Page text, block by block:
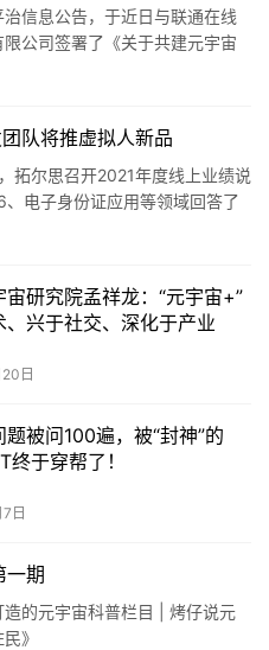
信息公告，于近日与联通在线
公司签署了《关于共建元宇宙
成立元宇宙联合实验室，充分
队将推虚拟人新品
拓尔思召开2021年度线上业绩说
电子身份证应用等领域回答了
手订单充足，今年将在…
宙研究院孟祥龙：“元宇宙+”
、兴于社交、深化于产业
日
题被问100遍，被“封神”的
终于穿帮了！
日
一期
的元宇宙科普栏目 | 烤仔说元
》